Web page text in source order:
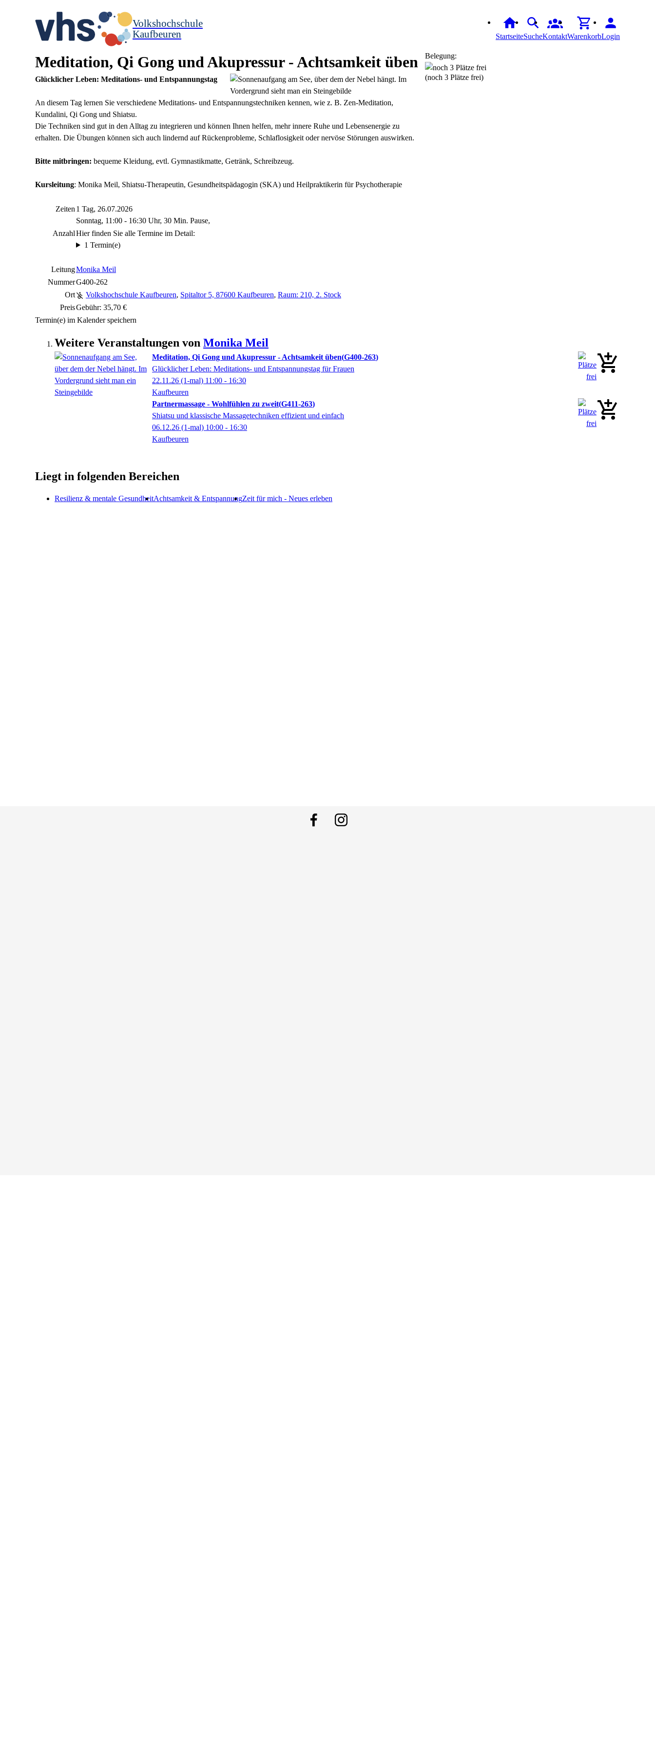
Volkshochschule
Kaufbeuren
StartseiteSucheKontaktWarenkorbLogin
Meditation, Qi Gong und Akupressur - Achtsamkeit üben
Glücklicher Leben: Meditations- und Entspannungstag
An diesem Tag lernen Sie verschiedene Meditations- und Entspannungstechniken kennen, wie z. B. Zen-Meditation,
Kundalini, Qi Gong und Shiatsu.
Die Techniken sind gut in den Alltag zu integrieren und können Ihnen helfen, mehr innere Ruhe und Lebensenergie zu
erhalten. Die Übungen können sich auch lindernd auf Rückenprobleme, Schlaflosigkeit oder nervöse Störungen auswirken.
Bitte mitbringen: bequeme Kleidung, evtl. Gymnastikmatte, Getränk, Schreibzeug.
Kursleitung: Monika Meil, Shiatsu-Therapeutin, Gesundheitspädagogin (SKA) und Heilpraktikerin für Psychotherapie
Zeiten 1 Tag, 26.07.2026
Sonntag, 11:00 - 16:30 Uhr, 30 Min. Pause,
AnzahlHier finden Sie alle Termine im Detail:
1 Termin(e)
LeitungMonika Meil
NummerG400-262
Ort
Volkshochschule Kaufbeuren, Spitaltor 5, 87600 Kaufbeuren, Raum: 210, 2. Stock
PreisGebühr: 35,70 €
Belegung:
(noch 3 Plätze frei)
Termin(e) im Kalender speichern
Weitere Veranstaltungen von Monika Meil
Meditation, Qi Gong und Akupressur - Achtsamkeit üben G400-263
Glücklicher Leben: Meditations- und Entspannungstag für Frauen
22.11.26 (1-mal) 11:00 - 16:30
Kaufbeuren
Partnermassage - Wohlfühlen zu zweit G411-263
Shiatsu und klassische Massagetechniken effizient und einfach
06.12.26 (1-mal) 10:00 - 16:30
Kaufbeuren
Liegt in folgenden Bereichen
Resilienz & mentale GesundheitAchtsamkeit & EntspannungZeit für mich - Neues erleben